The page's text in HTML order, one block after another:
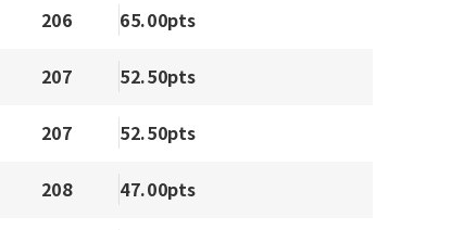
206 65.00pts
207 52.50pts
207 52.50pts
208 47.00pts